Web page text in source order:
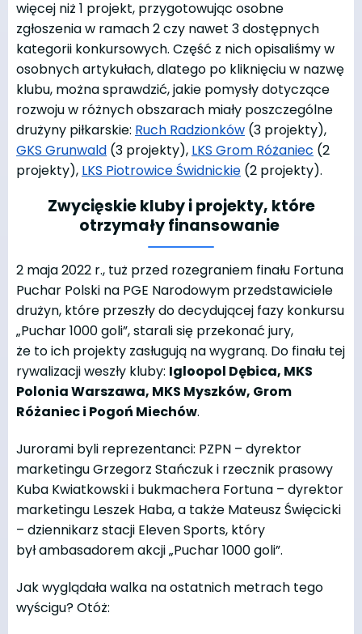
więcej niż 1 projekt, przygotowując osobne
zgłoszenia w ramach 2 czy nawet 3 dostępnych
kategorii konkursowych. Część z nich opisaliśmy w
osobnych artykułach, dlatego po kliknięciu w nazwę
klubu, można sprawdzić, jakie pomysły dotyczące
rozwoju w różnych obszarach miały poszczególne
drużyny piłkarskie: Ruch Radzionków (3 projekty),
GKS Grunwald (3 projekty), LKS Grom Różaniec (2
projekty), LKS Piotrowice Świdnickie (2 projekty).
Zwycięskie kluby i projekty, które
otrzymały finansowanie
2 maja 2022 r., tuż przed rozegraniem finału Fortuna
Puchar Polski na PGE Narodowym przedstawiciele
drużyn, które przeszły do decydującej fazy konkursu
„Puchar 1000 goli”, starali się przekonać jury,
że to ich projekty zasługują na wygraną. Do finału tej
rywalizacji weszły kluby: Igloopol Dębica, MKS
Polonia Warszawa, MKS Myszków, Grom
Różaniec i Pogoń Miechów.
Jurorami byli reprezentanci: PZPN – dyrektor
marketingu Grzegorz Stańczuk i rzecznik prasowy
Kuba Kwiatkowski i bukmachera Fortuna – dyrektor
marketingu Leszek Haba, a także Mateusz Święcicki
– dziennikarz stacji Eleven Sports, który
był ambasadorem akcji „Puchar 1000 goli”.
Jak wyglądała walka na ostatnich metrach tego
wyścigu? Otóż: